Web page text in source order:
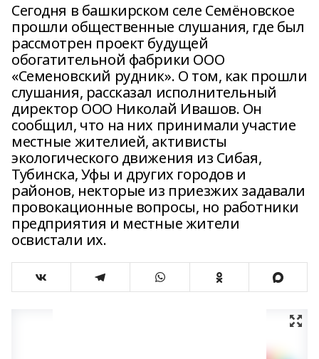
Сегодня в башкирском селе Семёновское
прошли общественные слушания, где был
рассмотрен проект будущей
обогатительной фабрики ООО
«Семеновский рудник». О том, как прошли
слушания, рассказал исполнительный
директор ООО Николай Ивашов. Он
сообщил, что на них принимали участие
местные жителией, активисты
экологического движения из Сибая,
Тубинска, Уфы и других городов и
районов, некторые из приезжих задавали
провокационные вопросы, но работники
предприятия и местные жители
освистали их.